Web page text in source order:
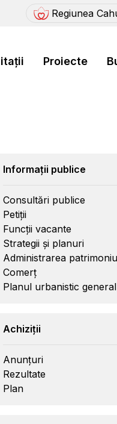
Regiunea
Proiecte
Informații publice
Consultări publice
Petiții
Funcții vacante
Strategii și planuri
Administrarea
Comerț
Planul urbanistic general
Achiziții
Anunțuri
Rezultate
Plan